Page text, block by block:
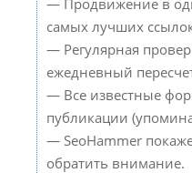
самых лучших
— Регулярная
ежедневный
— Все известные
публикации
— SeoHammer
обратить внимание.